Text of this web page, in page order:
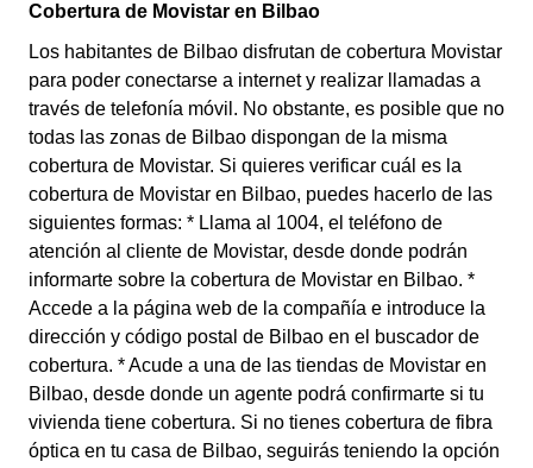
Cobertura de Movistar en Bilbao
Los habitantes de Bilbao disfrutan de cobertura Movistar
para poder conectarse a internet y realizar llamadas a
través de telefonía móvil. No obstante, es posible que no
todas las zonas de Bilbao dispongan de la misma
cobertura de Movistar. Si quieres verificar cuál es la
cobertura de Movistar en Bilbao, puedes hacerlo de las
siguientes formas: * Llama al 1004, el teléfono de
atención al cliente de Movistar, desde donde podrán
informarte sobre la cobertura de Movistar en Bilbao. *
Accede a la página web de la compañía e introduce la
dirección y código postal de Bilbao en el buscador de
cobertura. * Acude a una de las tiendas de Movistar en
Bilbao, desde donde un agente podrá confirmarte si tu
vivienda tiene cobertura. Si no tienes cobertura de fibra
óptica en tu casa de Bilbao, seguirás teniendo la opción